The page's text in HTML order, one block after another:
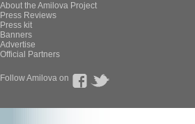
About the Amilova Project
Press Reviews
Press kit
Banners
Advertise
Official Partners
Follow Amilova on